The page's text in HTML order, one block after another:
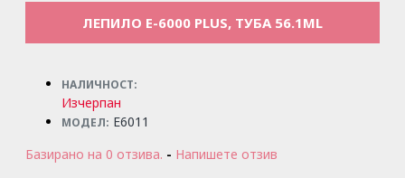
ЛЕПИЛО E-6000 PLUS, ТУБА 56.1ML
НАЛИЧНОСТ:
Изчерпан
МОДЕЛ: E6011
Базирано на 0 отзива. - Напишете отзив